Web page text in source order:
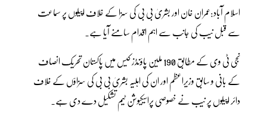
اسلام آباد:عمران خان اور بشریٰ بی بی کی سزا کے خلاف اپیلوں پر سماعت
سے قبل نیب کی جانب سے اہم اقدام سامنے آیا ہے۔
نجی ٹی وی کے مطابق 190 ملین پاؤنڈز کیس میں پاکستان تحریک انصاف
کے بانی و سابق وزیراعظم اور ان کی اہلیہ بشریٰ بی بی کی سزاؤں کے خلاف
دائر اپیلوں پر نیب نے خصوصی پراسیکیوشن ٹیم تشکیل دے دی ہے۔